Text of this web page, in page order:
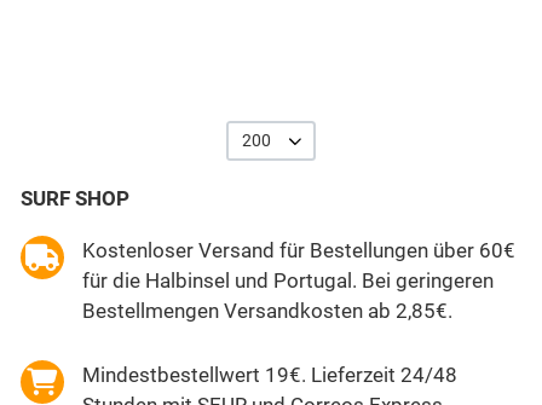
200
SURF SHOP
Kostenloser Versand für Bestellungen über 60€
für die Halbinsel und Portugal. Bei geringeren
Bestellmengen Versandkosten ab 2,85€.
Mindestbestellwert 19€. Lieferzeit 24/48